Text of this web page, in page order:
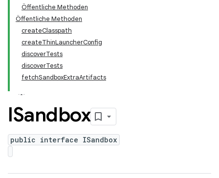
Öffentliche Methoden
Öffentliche Methoden
createClasspath
createThinLauncherConfig
discoverTests
discoverTests
fetchSandboxExtraArtifacts
ISandbox
public interface ISandbox